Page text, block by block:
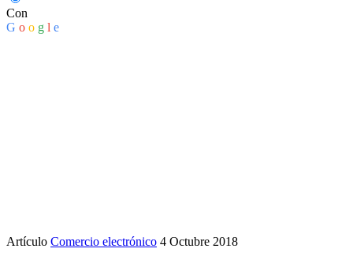
Con
G o o g l e
Artículo Comercio electrónico 4 Octubre 2018